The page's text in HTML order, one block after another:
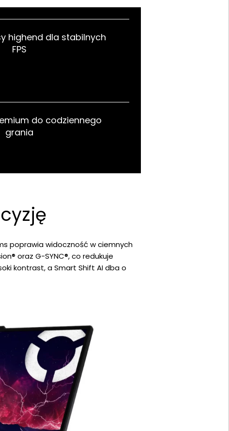
highend dla stabilnych
FPS
do codziennego
grania
poprawia widoczność w ciemnych
oraz G-SYNC®, co redukuje
kontrast, a Smart Shift AI dba o